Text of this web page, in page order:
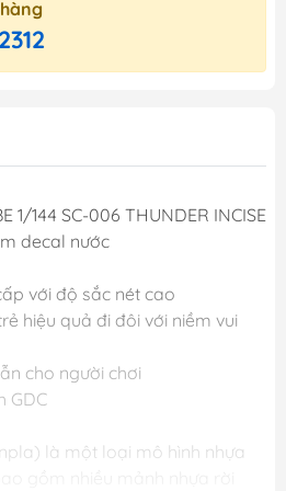
1/144 SC-006 THUNDER INCISE
decal nước
với độ sắc nét cao
hiệu quả đi đôi với niềm vui
cho người chơi
GDC
là một loại mô hình nhựa